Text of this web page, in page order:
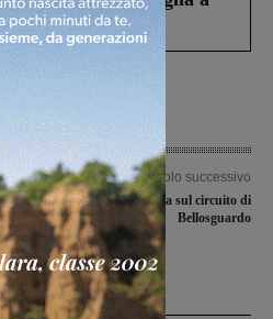
Articolo successivo
Giovanissimi in gara sul circuito di
Bellosguardo